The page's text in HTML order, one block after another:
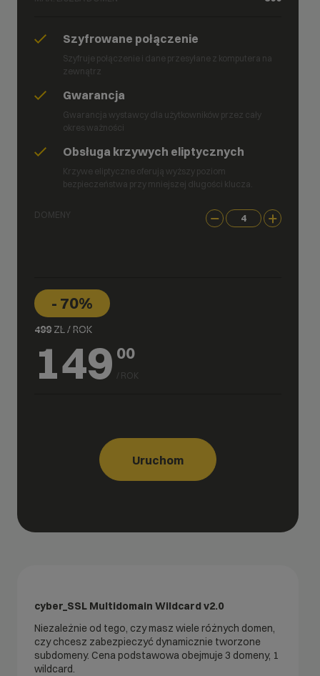
Szyfrowane połączenie
Szyfruje połączenie i dane przesyłane z komputera na
zewnątrz
Gwarancja
Gwarancja wystawcy dla użytkowników przez cały
okres ważności
Obsługa krzywych eliptycznych
Krzywe eliptyczne oferują wyższy poziom
bezpieczeństwa przy mniejszej długości klucza.
DOMENY
499 ZŁ / ROK
- 70%
149 00
/ ROK
Uruchom
cyber_SSL Multidomain Wildcard v2.0
Niezależnie od tego, czy masz wiele różnych domen,
czy chcesz zabezpieczyć dynamicznie tworzone
subdomeny. Cena podstawowa obejmuje 3 domeny, 1
wildcard.